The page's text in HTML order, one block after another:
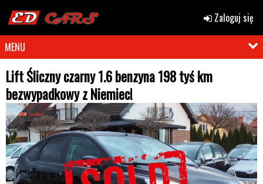
Zaloguj się
MENU
Lift Śliczny czarny 1.6 benzyna 198 tyś km
bezwypadkowy z Niemiec!